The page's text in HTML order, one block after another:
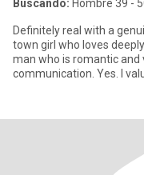
Buscando: Hombre 39 -
Definitely real with a
town girl who loves
man who is romantic and
communication. Yes. I